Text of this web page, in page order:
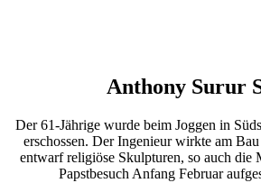
Anthony Surur
Der 61-Jährige wurde beim Joggen in
erschossen. Der Ingenieur wirkte am
entwarf religiöse Skulpturen, so auch die
Papstbesuch Anfang Februar